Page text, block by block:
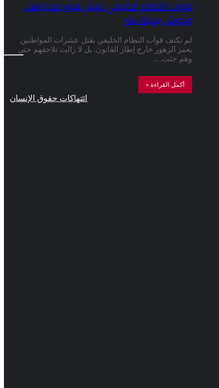
قوات النظام الخليفي تنبش قبور ضحاياها..
وحوش بهيئة بشر
لم تكتف قوات النظام الخليفي بقتل عشرات المواطنين
بعمر الزهور خارج إطار القانون. بل لا زالت تلاحقهم حتى
وهم جثث…
أكمل القراءة »
انتهاكات حقوق الإنسان